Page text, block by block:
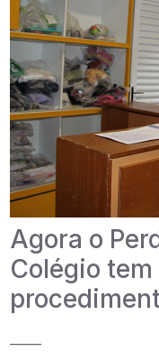
Agora o
Colégio tem